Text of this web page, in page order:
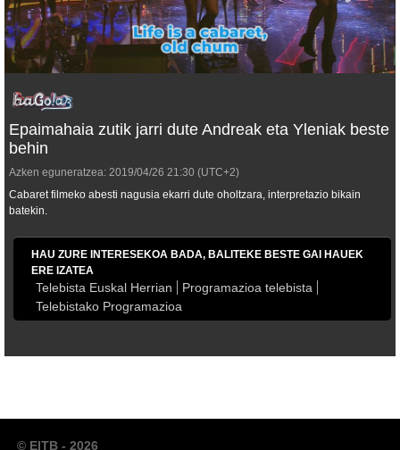
Epaimahaia zutik jarri dute Andreak eta Yleniak beste
behin
Azken eguneratzea: 2019/04/26 21:30 (UTC+2)
Cabaretfilmeko abesti nagusia ekarri dute oholtzara, interpretazio bikain
batekin.
HAU ZURE INTERESEKOA BADA, BALITEKE BESTE GAI HAUEK
ERE IZATEA
Telebista Euskal Herrian
Programazioa telebista
Telebistako Programazioa
© EITB - 2026